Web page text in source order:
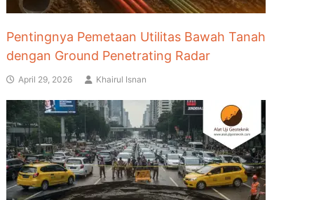
Pentingnya Pemetaan Utilitas Bawah Tanah
dengan Ground Penetrating Radar
April 29, 2026 Khairul Isnan